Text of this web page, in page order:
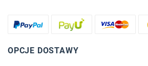
OPCJE DOSTAWY